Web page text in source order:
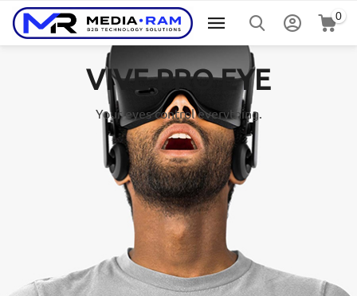
0
VIVE PRO EYE
Your eyes control everything.